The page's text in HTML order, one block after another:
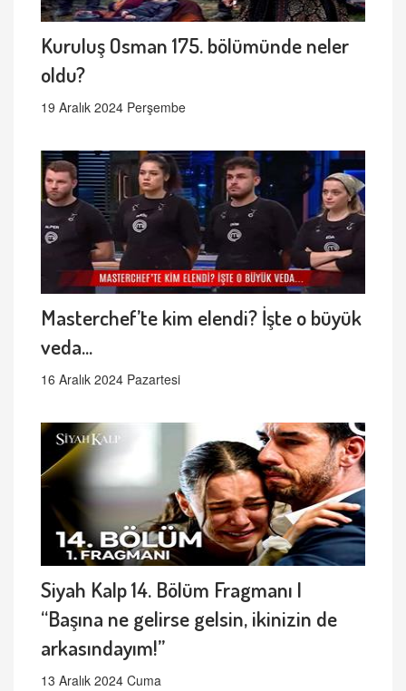
Kuruluş Osman 175. bölümünde neler
oldu?
19 Aralık 2024 Perşembe
Masterchef’te kim elendi? İşte o büyük
veda...
16 Aralık 2024 Pazartesi
Siyah Kalp 14. Bölüm Fragmanı |
“Başına ne gelirse gelsin, ikinizin de
arkasındayım!”
13 Aralık 2024 Cuma